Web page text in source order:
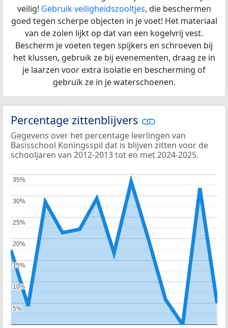
veilig! Gebruik veiligheidszooltjes, die beschermen
goed tegen scherpe objecten in je voet! Het materiaal
van de zolen lijkt op dat van een kogelvrij vest.
Bescherm je voeten tegen spijkers en schroeven bij
het klussen, gebruik ze bij evenementen, draag ze in
je laarzen voor extra isolatie en bescherming of
gebruik ze in je waterschoenen.
Percentage zittenblijvers
Gegevens over het percentage leerlingen van
Basisschool Koningsspil dat is blijven zitten voor de
schooljaren van 2012-2013 tot en met 2024-2025.
5%
5%
10%
10%
15%
15%
20%
20%
25%
25%
30%
30%
35%
35%